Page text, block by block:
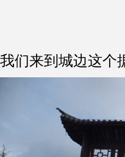
我们来到城边这个